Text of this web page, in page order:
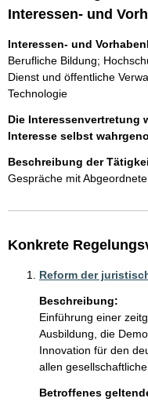
Interessen- und
Interessen- und
Berufliche Bildung;
Dienst und öffentliche
Technologie
Die Interessenvertretung
Interesse selbst
Beschreibung der
Konkrete
Reform der
Beschreibung:
Einführung einer
Ausbildung, die
Innovation für den
allen
Betroffenes